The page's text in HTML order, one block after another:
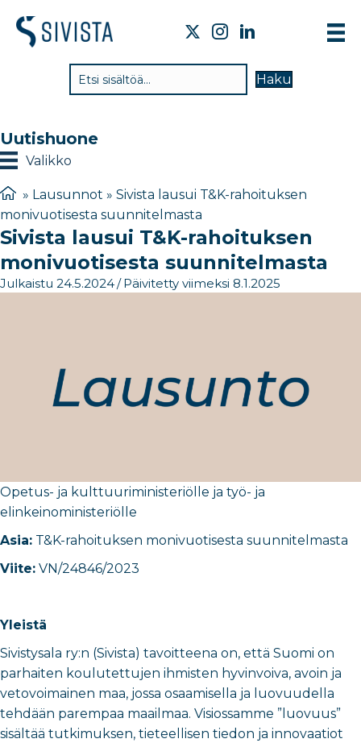
Haku
Uutishuone
Valikko
» Lausunnot » Sivista lausui T&K-rahoituksen
monivuotisesta suunnitelmasta
Sivista lausui T&K-rahoituksen
monivuotisesta suunnitelmasta
Julkaistu 24.5.2024/ Päivitetty viimeksi 8.1.2025
Opetus- ja kulttuuriministeriölle ja työ- ja
elinkeinoministeriölle
Asia: T&K-rahoituksen monivuotisesta suunnitelmasta
Viite: VN/24846/2023
Yleistä
Sivistysala ry:n (Sivista) tavoitteena on, että Suomi on
parhaiten koulutettujen ihmisten hyvinvoiva, avoin ja
vetovoimainen maa, jossa osaamisella ja luovuudella
tehdään parempaa maailmaa. Visiossamme ”luovuus”
sisältää tutkimuksen, tieteellisen tiedon ja innovaatiot